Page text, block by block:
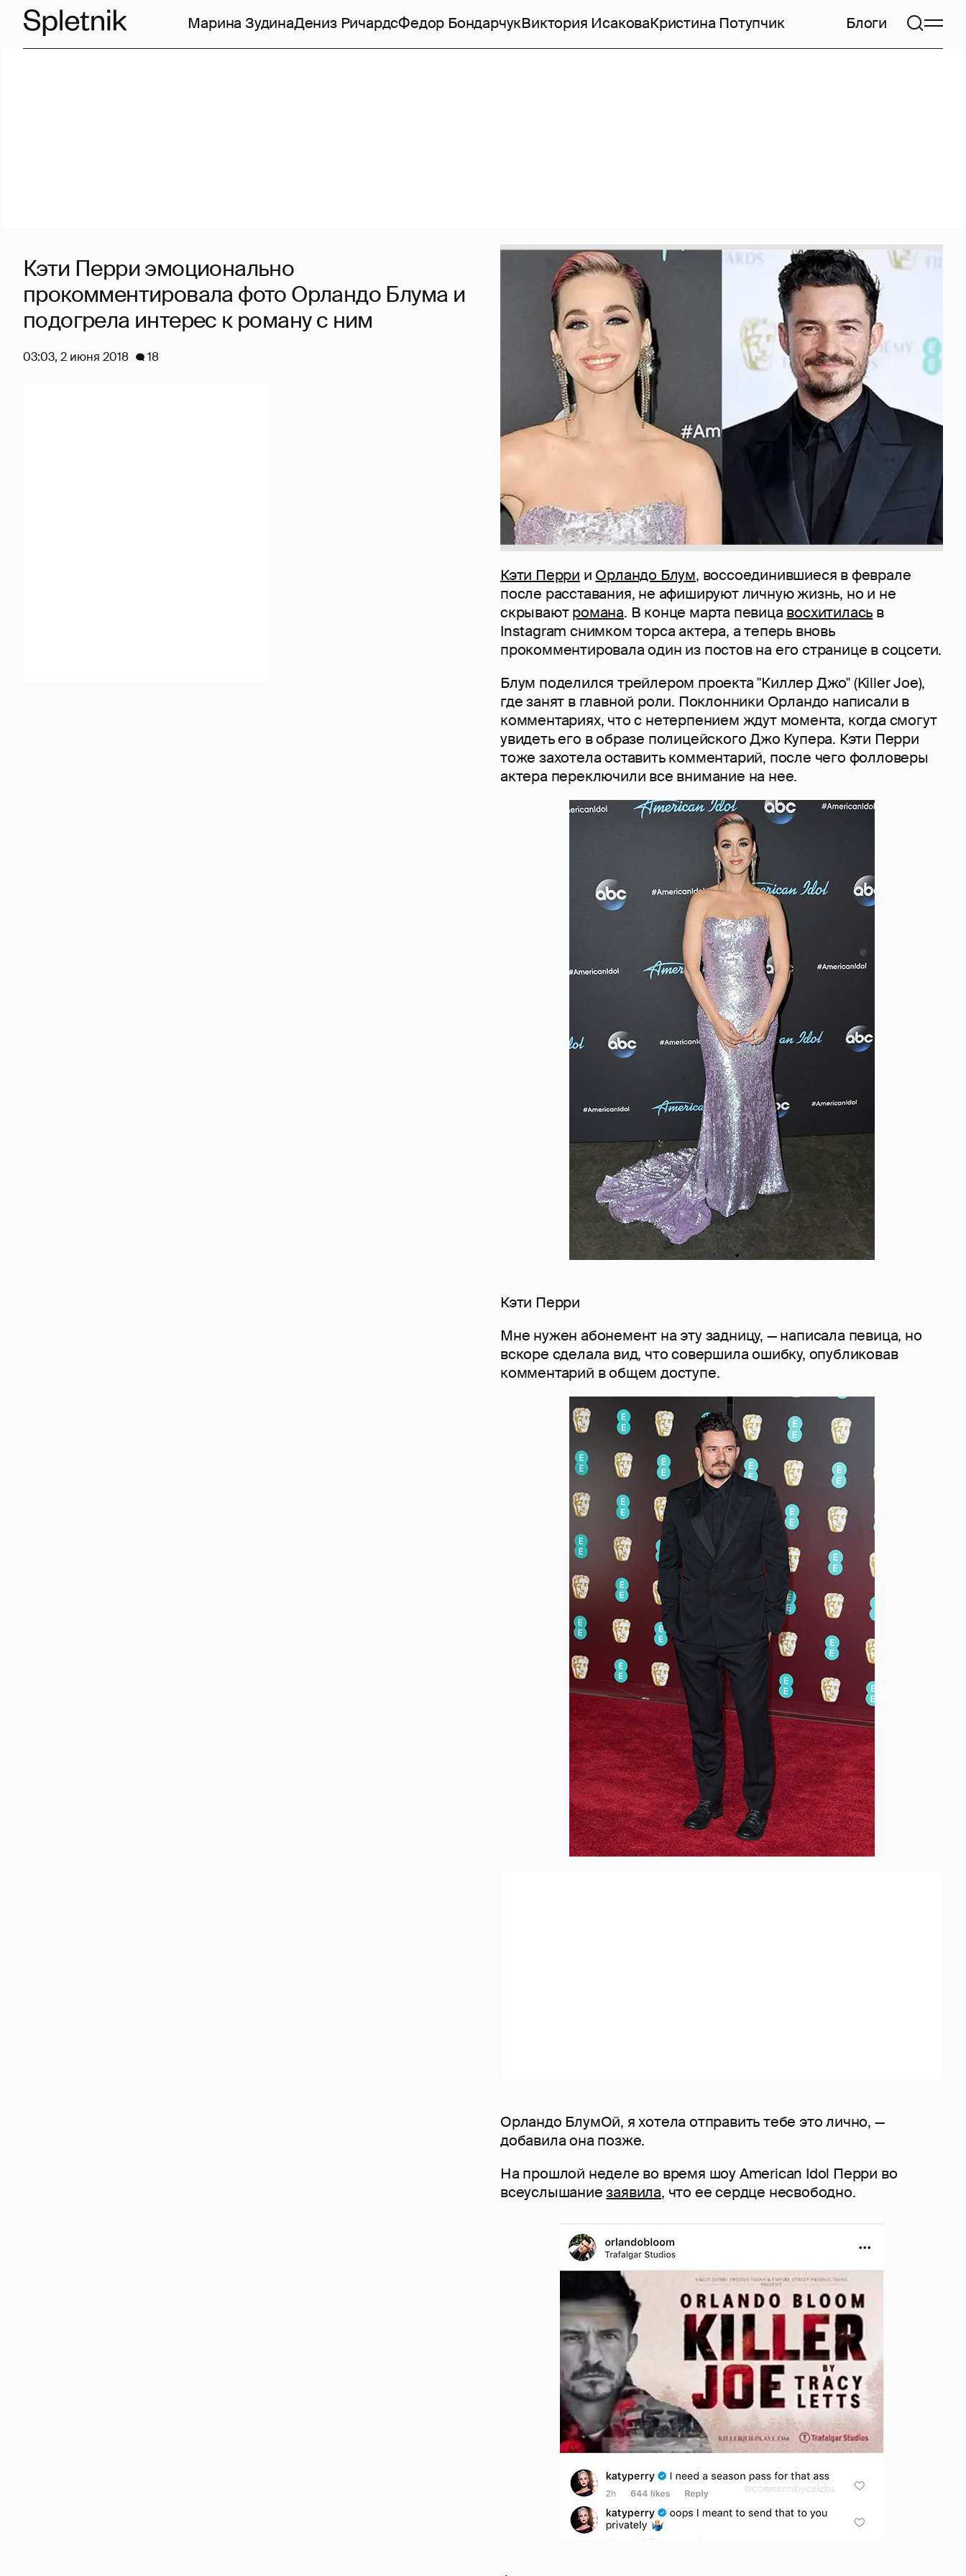
Марина ЗудинаДениз РичардсФедор БондарчукВиктория ИсаковаКристина Потупчик Блоги
Кэти Перри и Орландо Блум, воссоединившиеся в феврале
после расставания, не афишируют личную жизнь, но и не
скрываютромана. В конце марта певица восхитилась в
Instagram снимком торса актера, а теперь вновь
прокомментировала один из постов на его странице в соцсети.
Блум поделился трейлером проекта "Киллер Джо" (Killer Joe),
где занят в главной роли. Поклонники Орландо написали в
комментариях, что с нетерпением ждут момента, когда смогут
увидеть его в образе полицейского Джо Купера. Кэти Перри
тоже захотела оставить комментарий, после чего фолловеры
актера переключили все внимание на нее.
Кэти Перри
Мне нужен абонемент на эту задницу, — написала певица, но
вскоре сделала вид, что совершила ошибку, опубликовав
комментарий в общем доступе.
Орландо БлумОй, я хотела отправить тебе это лично, —
добавила она позже.
На прошлой неделе во время шоу American Idol Перри во
всеуслышаниезаявила, что ее сердце несвободно.
Кэти Перри эмоционально
прокомментировала фото Орландо Блума и
подогрела интерес к роману с ним
03:03, 2 июня 2018 18